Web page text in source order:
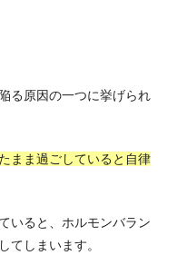
る原因の一つに挙げられ
まま過ごしていると 自律
いると、ホルモンバラン
てしまいます。